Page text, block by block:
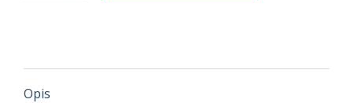
količina
Opis